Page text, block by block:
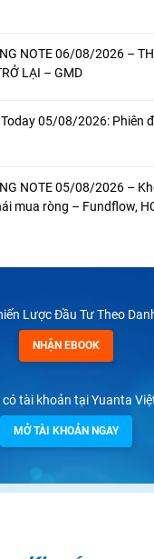
NOTE 06/08/2026 –
LẠI – GMD
05/08/2026: Phiên
NOTE 05/08/2026 –
mua ròng – Fundflow,
Lược Đầu Tư Theo
NHẬN EBOOK
tài khoản tại Yuanta
MỞ TÀI KHOẢN NGAY